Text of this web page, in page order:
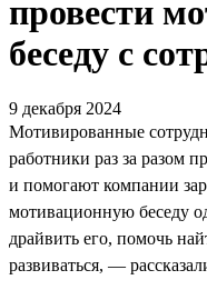
провести
беседу с
9 декабря 2024
Мотивированные
работники раз за разом
и помогают компании
мотивационную беседу
драйвить его, помочь
развиваться, —